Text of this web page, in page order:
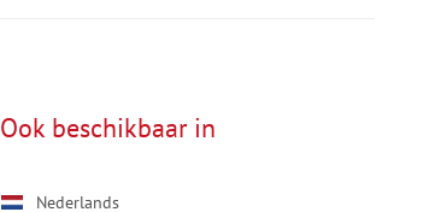
Ook beschikbaar in
Nederlands